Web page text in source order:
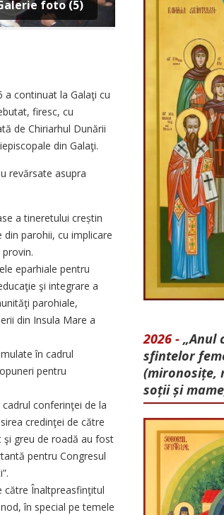
foto (5)
continuat la Galaţi cu
firesc, cu
de Chiriarhul Dunării
din Galaţi.
revărsate asupra
a tineretului creștin
parohii, cu implicare
eparhiale pentru
şi integrare a
parohiale,
din Insula Mare a
în cadrul
pentru
conferinţei de la
credinţei de către
şi greu de roadă au fost
pentru Congresul
Înaltpreasfinţitul
în special pe temele
2026 - „Anul
sfintelor
(mironosițe,
soții și